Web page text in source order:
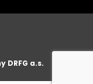
DRFG a.s.